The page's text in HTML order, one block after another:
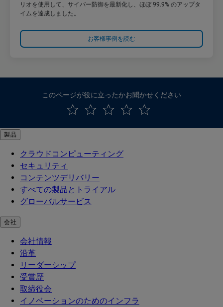
リオを使用して、サイバー防御を最新化し、ほぼ 99.9% のアップタ
イムを達成しました。
お客様事例を読む
このページが役に立ったかお聞かせください
製品
クラウドコンピューティング
セキュリティ
コンテンツデリバリー
すべての製品とトライアル
グローバルサービス
会社
会社情報
沿革
リーダーシップ
受賞歴
取締役会
イノベーションのためのインフラ